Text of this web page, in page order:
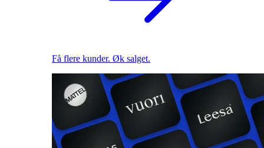
Få flere kunder. Øk salget.